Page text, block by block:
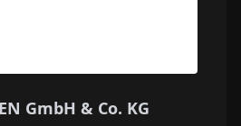
GmbH & Co. KG